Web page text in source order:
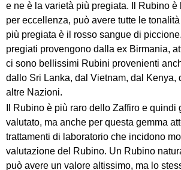
e ne è la varietà più pregiata. Il Rubino è
per eccellenza, può avere tutte le
più pregiata è il rosso sangue di
pregiati provengono dalla ex Birmania,
ci sono bellissimi Rubini provenienti
dallo Sri Lanka, dal Vietnam, dal Kenya,
altre Nazioni.
Il Rubino è più raro dello Zaffiro e quindi
valutato, ma anche per questa gemma
trattamenti di laboratorio che incidono
valutazione del Rubino. Un Rubino
può avere un valore altissimo, ma lo